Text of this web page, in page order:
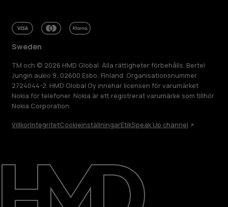
Reparera, återanvända, återvinna
Hållbarhet
Kundservice
Sweden
TM och © 2026 HMD Global. Alla rättigheter förbehålls. Bertel
Jungin aukio 9, 02600 Esbo, Finland. Organisationsnummer
2724044-2. HMD Global Oy innehar licensen för varumärket
Nokia för telefoner. Nokia är ett registrerat varumärke som tillhör
Nokia Corporation.
VillkorIntegritetCookieinställningarEtikSpeak Up channel